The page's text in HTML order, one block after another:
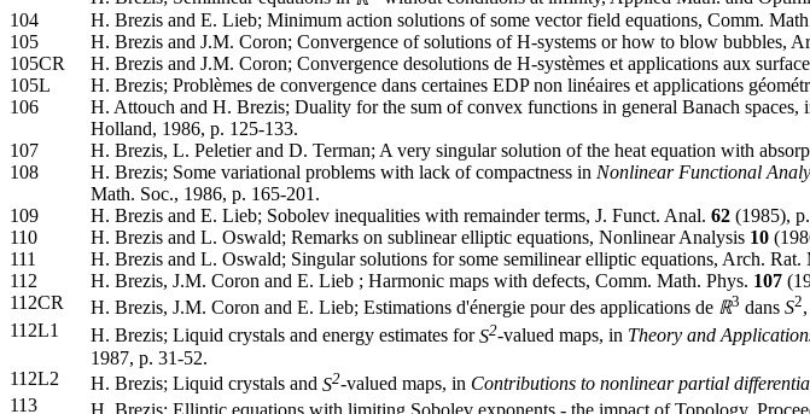
104
H. Brezis and E. Lieb; Minimum action solutions of some vector field equations, Comm.
105
H. Brezis and J.M. Coron; Convergence of solutions of H-systems or how to blow bubbles,
105CR
H. Brezis and J.M. Coron; Convergence desolutions de H-systèmes et applications aux
105L
H. Brezis; Problèmes de convergence dans certaines EDP non linéaires et applications
106
H. Attouch and H. Brezis; Duality for the sum of convex functions in general Banach spaces,
Holland, 1986, p. 125-133.
107 H. Brezis, L. Peletier and D. Terman; A very singular solution of the heat equation with
108
H. Brezis; Some variational problems with lack of compactness in Nonlinear Functional
Math. Soc., 1986, p. 165-201.
109 H. Brezis and E. Lieb; Sobolev inequalities with remainder terms, J. Funct. Anal. 62 (1985),
110
H. Brezis and L. Oswald; Remarks on sublinear elliptic equations, Nonlinear Analysis 10
111
H. Brezis and L. Oswald; Singular solutions for some semilinear elliptic equations, Arch. Rat.
112
H. Brezis, J.M. Coron and E. Lieb ; Harmonic maps with defects, Comm. Math. Phys. 107
112CR
H. Brezis, J.M. Coron and E. Lieb; Estimations d'énergie pour des applications de ℝ3 dans S2
112L1
H. Brezis; Liquid crystals and energy estimates forS2-valued maps, in Theory and
1987, p. 31-52.
112L2 H. Brezis; Liquid crystals and S2-valued maps, in Contributions to nonlinear partial
113